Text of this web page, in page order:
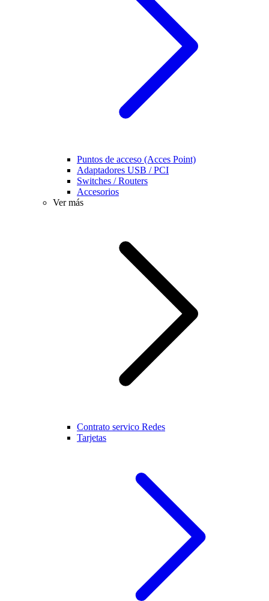
Puntos de acceso (Acces Point)
Adaptadores USB / PCI
Switches / Routers
Accesorios
Ver más
Contrato servico Redes
Tarjetas